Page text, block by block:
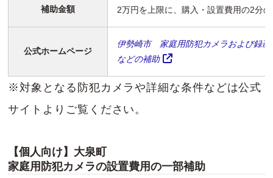
補助金額 2万円を上限に、購入・設置費用の2分
公式ホームページ
伊勢崎市 家庭用防犯カメラおよび録画
などの補助
※対象となる防犯カメラや詳細な条件などは公式
サイトよりご覧ください。
【個人向け】大泉町
家庭用防犯カメラの設置費用の一部補助